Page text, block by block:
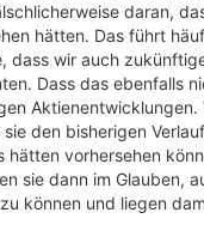
daran,
hätten. Das führt
dass wir auch
Dass das ebenfalls
Aktienentwicklungen.
den bisherigen
hätten vorhersehen
sie dann im Glauben,
können und liegen